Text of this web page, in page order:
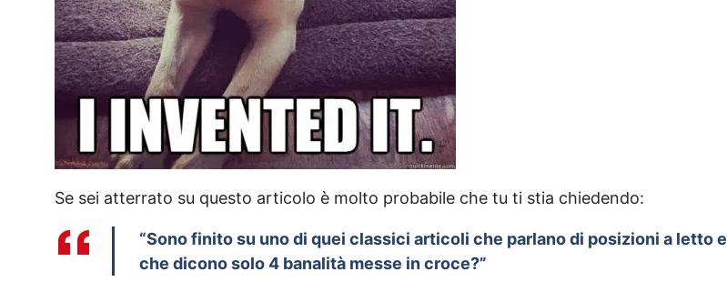
Se sei atterrato su questo articolo è molto probabile che tu ti stia chiedendo:
“Sono finito su uno di quei classici articoli che parlano di posizioni a letto e
che dicono solo 4 banalità messe in croce?”